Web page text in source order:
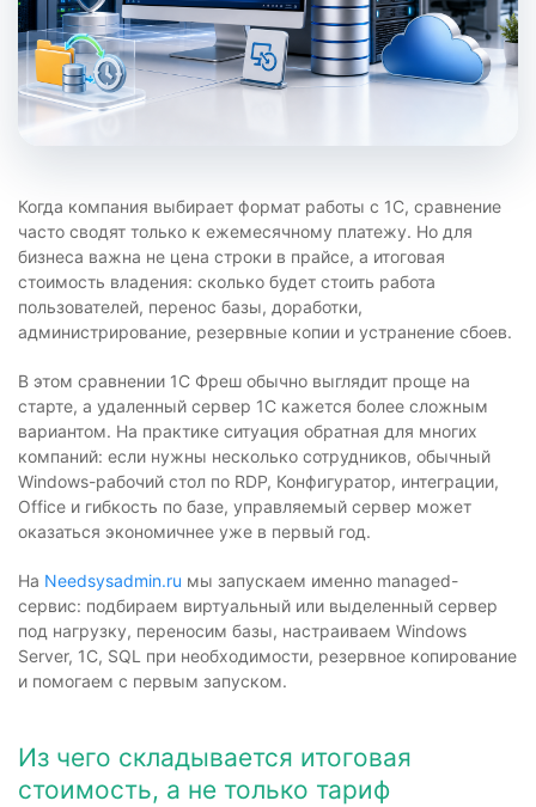
Когда компания выбирает формат работы с 1С, сравнение
часто сводят только к ежемесячному платежу. Но для
бизнеса важна не цена строки в прайсе, а итоговая
стоимость владения: сколько будет стоить работа
пользователей, перенос базы, доработки,
администрирование, резервные копии и устранение сбоев.
В этом сравнении 1С Фреш обычно выглядит проще на
старте, а удаленный сервер 1С кажется более сложным
вариантом. На практике ситуация обратная для многих
компаний: если нужны несколько сотрудников, обычный
Windows-рабочий стол по RDP, Конфигуратор, интеграции,
Office и гибкость по базе, управляемый сервер может
оказаться экономичнее уже в первый год.
На Needsysadmin.ru мы запускаем именно managed-
сервис: подбираем виртуальный или выделенный сервер
под нагрузку, переносим базы, настраиваем Windows
Server, 1С, SQL при необходимости, резервное копирование
и помогаем с первым запуском.
Из чего складывается итоговая
стоимость, а не только тариф